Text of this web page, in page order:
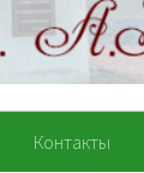
Контакты